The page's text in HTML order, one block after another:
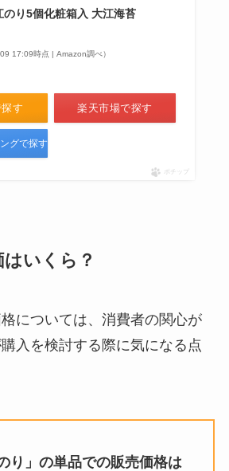
サラシア茶はカルディで売って
なにがある？？
a2ミルクはどこで売ってる？成城
石井で買える？普通のミルクとの
違いはなに？
のり5個化粧箱入 大江海苔
17:09時点 | Amazon調べ）
す 楽天市場で探す
グで探す
ポチップ
いくら？
格については、消費者の関心が
入を検討する際に気になる点
り」の単品での販売価格は